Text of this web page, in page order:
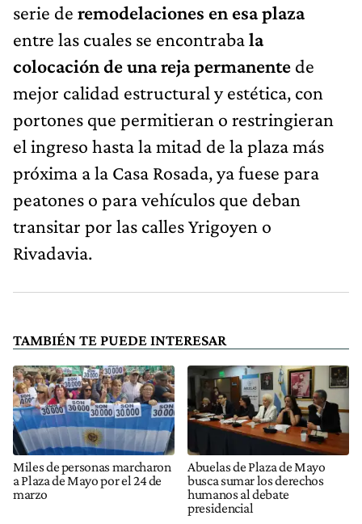
serie de remodelaciones en esa plaza
entre las cuales se encontrabala
colocación de una reja permanente de
mejor calidad estructural y estética, con
portones que permitieran o restringieran
el ingreso hasta la mitad de la plaza más
próxima a la Casa Rosada, ya fuese para
peatones o para vehículos que deban
transitar por las calles Yrigoyen o
Rivadavia.
TAMBIÉN TE PUEDE INTERESAR
Miles de personas marcharon
a Plaza de Mayo por el 24 de
marzo
Abuelas de Plaza de Mayo
busca sumar los derechos
humanos al debate
presidencial